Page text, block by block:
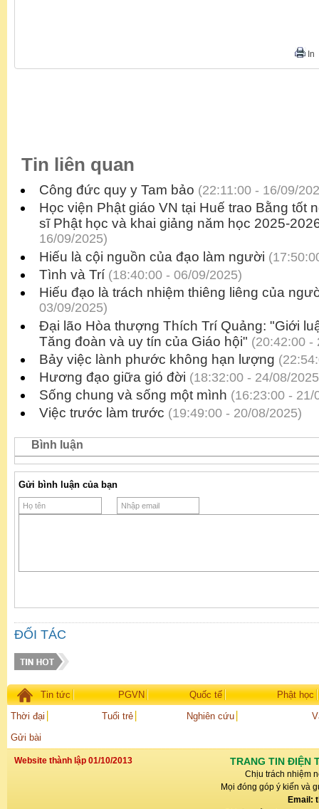
In
Tin liên quan
Công đức quy y Tam bảo (22:11:00 - 16/09/
Học viện Phật giáo VN tại Huế trao Bằng tốt
sĩ Phật học và khai giảng năm học 2025-
16/09/2025)
Hiếu là cội nguồn của đạo làm người
Tình và Trí (18:40:00 - 06/09/2025)
Hiếu đạo là trách nhiệm thiêng liêng của
03/09/2025)
Đại lão Hòa thượng Thích Trí Quảng: "Giới
Tăng đoàn và uy tín của Giáo hội" (20:42:00 -
Bảy việc lành phước không hạn lượng
Hương đạo giữa gió đời (18:32:00 - 24/08/
Sống chung và sống một mình (16:23:00 - 21/
Việc trước làm trước (19:49:00 - 20/08/2025)
Bình luận
Gửi bình luận của bạn
ĐỐI TÁC
Tin tức PGVN Quốc tế
Phật học
Thời đại
Tuổi trẻ Nghiên cứu
Gửi bài
Website thành lập 01/10/2013 TRANG TIN ĐIỆN
Chịu trách nhiệm
Mọi đóng góp ý kiến và
Email: